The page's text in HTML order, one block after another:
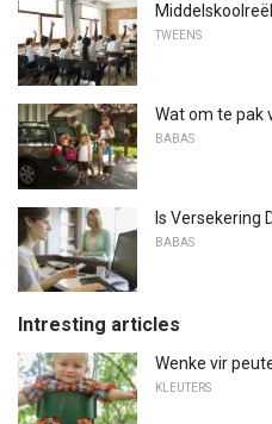
TWEENS
Wat om te pak
BABAS
Is Versekering
BABAS
Intresting articles
Wenke vir
KLEUTERS